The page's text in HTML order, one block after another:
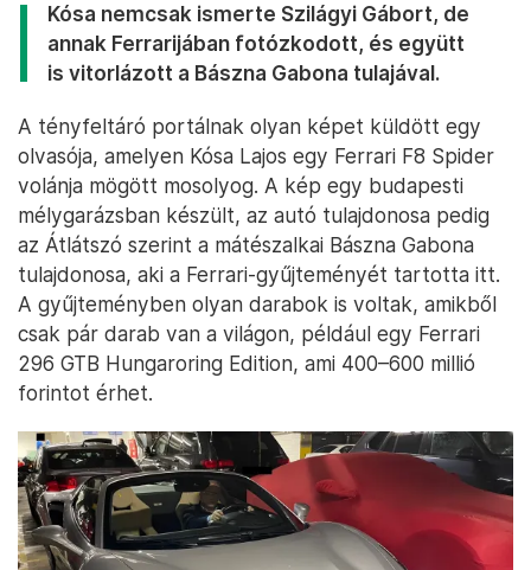
Kósa nemcsak ismerte Szilágyi Gábort, de
annak Ferrarijában fotózkodott, és együtt
is vitorlázott a Bászna Gabona tulajával.
A tényfeltáró portálnak olyan képet küldött egy
olvasója, amelyen Kósa Lajos egy Ferrari F8 Spider
volánja mögött mosolyog. A kép egy budapesti
mélygarázsban készült, az autó tulajdonosa pedig
az Átlátszó szerint a mátészalkai Bászna Gabona
tulajdonosa, aki a Ferrari-gyűjteményét tartotta itt.
A gyűjteményben olyan darabok is voltak, amikből
csak pár darab van a világon, például egy Ferrari
296 GTB Hungaroring Edition, ami 400–600 millió
forintot érhet.